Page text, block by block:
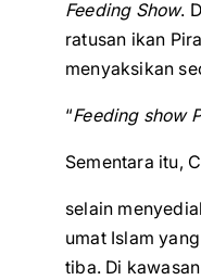
Feeding Show.
ratusan ikan
menyaksikan
“Feeding show
Sementara itu,
selain
umat Islam
tiba. Di